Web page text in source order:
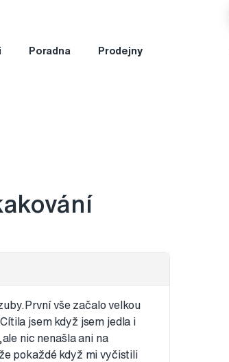
Poradna Prodejny
vše začalo velkou
jsem když jsem jedla i
nic nenašla ani na
pokaždé když mi vyčistili